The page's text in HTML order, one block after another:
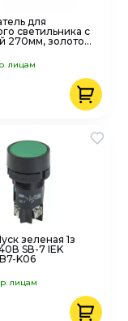
для
светильника с
270мм, золото
лицам
зеленая 1з
SВ-7 IEK
K06
лицам